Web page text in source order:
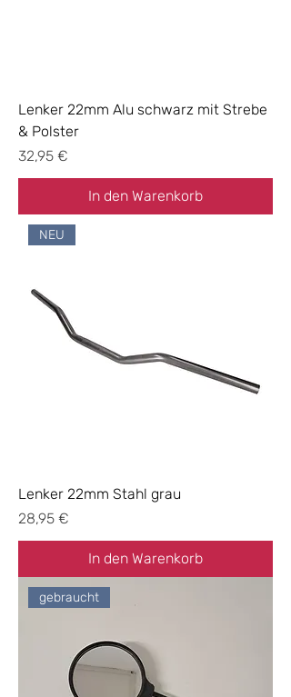
Lenker 22mm Alu schwarz mit Strebe
& Polster
Preis
32,95 €
In den Warenkorb
NEU
Lenker 22mm Stahl grau
Preis
28,95 €
In den Warenkorb
gebraucht